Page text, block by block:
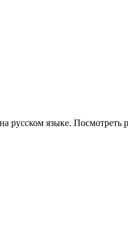
языке. Посмотреть